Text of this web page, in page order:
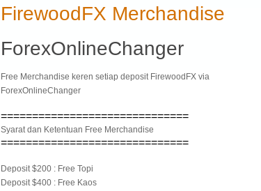
FirewoodFX Merchandise
ForexOnlineChanger
Free Merchandise keren setiap deposit FirewoodFX via
ForexOnlineChanger
==============================
Syarat dan Ketentuan Free Merchandise
==============================
Deposit $200 : Free Topi
Deposit $400 : Free Kaos